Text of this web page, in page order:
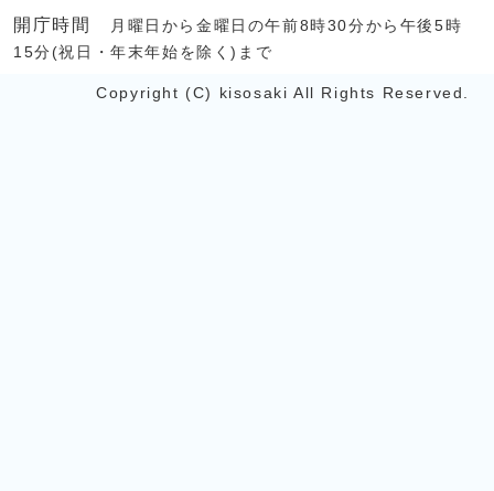
開庁時間
月曜日から金曜日の午前8時30分から午後5時
15分(祝日・年末年始を除く)まで
Copyright (C) kisosaki All Rights Reserved.